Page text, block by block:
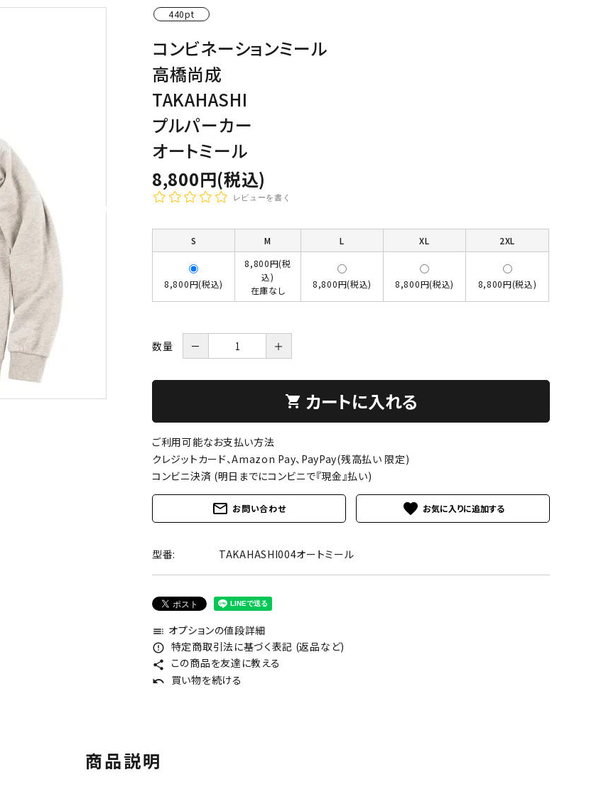
440pt
コンビネーションミール
高橋尚成
TAKAHASHI
プルパーカー
オートミール
8,800円(税込)
レビューを書く
S M L XL 2XL
8,800円(税込)
8,800円(税
込)
在庫なし
8,800円(税込) 8,800円(税込) 8,800円(税込)
数量 － ＋
shopping_cart カートに入れる
ご利用可能なお支払い方法
クレジットカード、Amazon Pay、PayPay(残高払い 限定)
コンビニ決済 (明日までにコンビニで『現金』払い)
mail_outline お問い合わせ favorite
型番: TAKAHASHI004オートミール
toc オプションの値段詳細
error_outline 特定商取引法に基づく表記 (返品など)
share この商品を友達に教える
undo 買い物を続ける
商品説明